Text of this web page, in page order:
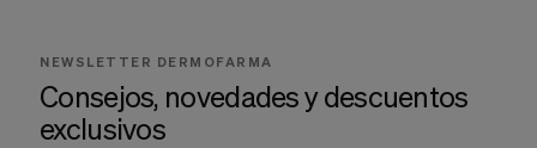
NEWSLETTER DERMOFARMA
Consejos, novedades y descuentos
exclusivos